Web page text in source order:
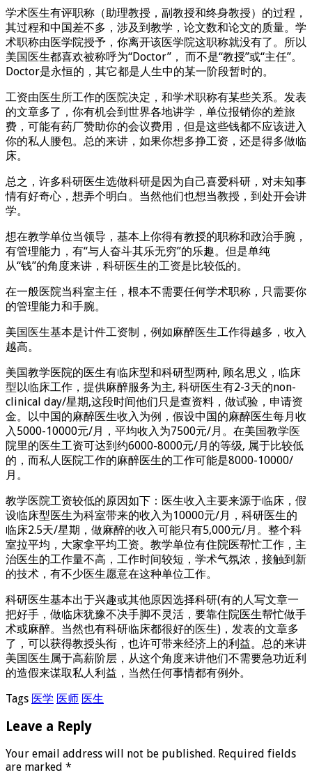
学术医生有评职称（助理教授，副教授和终身教授）的过程，
其过程和中国差不多，涉及到教学，论文数和论文的质量。学
术职称由医学院授予，你离开该医学院这职称就没有了。所以
美国医生都喜欢被称呼为“Doctor”， 而不是“教授”或“主任”。
Doctor是永恒的，其它都是人生中的某一阶段暂时的。
工资由医生所工作的医院决定，和学术职称有某些关系。发表
的文章多了，你有机会到世界各地讲学，单位报销你的差旅
费，可能有药厂赞助你的会议费用，但是这些钱都不应该进入
你的私人腰包。总的来讲，如果你想多挣工资，还是得多做临
床。
总之，许多科研医生选做科研是因为自己喜爱科研，对未知事
情有好奇心，想弄个明白。当然他们也想当教授，到处开会讲
学。
想在教学单位当领导，基本上你得有教授的职称和政治手腕，
有管理能力，有“与人奋斗其乐无穷”的乐趣。但是单纯
从“钱”的角度来讲，科研医生的工资是比较低的。
在一般医院当科室主任，根本不需要任何学术职称，只需要你
的管理能力和手腕。
美国医生基本是计件工资制，例如麻醉医生工作得越多，收入
越高。
美国教学医院的医生有临床型和科研型两种, 顾名思义，临床
型以临床工作，提供麻醉服务为主, 科研医生有2-3天的non-
clinical day/星期,这段时间他们只是查资料，做试验，申请资
金。以中国的麻醉医生收入为例，假设中国的麻醉医生每月收
入5000-10000元/月，平均收入为7500元/月。在美国教学医
院里的医生工资可达到约6000-8000元/月的等级, 属于比较低
的，而私人医院工作的麻醉医生的工作可能是8000-10000/
月。
教学医院工资较低的原因如下：医生收入主要来源于临床，假
设临床型医生为科室带来的收入为10000元/月，科研医生的
临床2.5天/星期，做麻醉的收入可能只有5,000元/月。整个科
室拉平均，大家拿平均工资。教学单位有住院医帮忙工作，主
治医生的工作量不高，工作时间较短，学术气氛浓，接触到新
的技术，有不少医生愿意在这种单位工作。
科研医生基本出于兴趣或其他原因选择科研(有的人写文章一
把好手，做临床犹豫不决手脚不灵活，要靠住院医生帮忙做手
术或麻醉。当然也有科研临床都很好的医生)，发表的文章多
了，可以获得教授头衔，也许可带来经济上的利益。总的来讲
美国医生属于高薪阶层，从这个角度来讲他们不需要急功近利
的造假来谋取私人利益，当然任何事情都有例外。
Tags 医学 医师 医生
Leave a Reply
Your email address will not be published. Required fields
are marked *